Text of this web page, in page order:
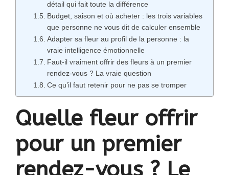
détail qui fait toute la différence
Budget, saison et où acheter : les trois variables
que personne ne vous dit de calculer ensemble
Adapter sa fleur au profil de la personne : la
vraie intelligence émotionnelle
Faut-il vraiment offrir des fleurs à un premier
rendez-vous ? La vraie question
Ce qu’il faut retenir pour ne pas se tromper
Quelle fleur offrir
pour un premier
rendez-vous ? Le